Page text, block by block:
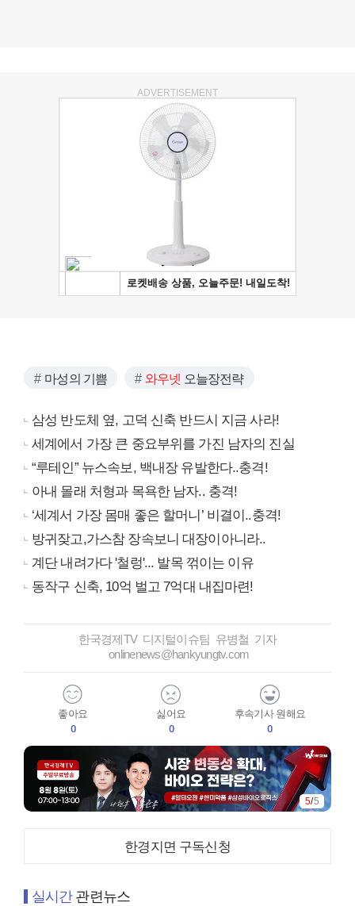
ADVERTISEMENT
마성의 기쁨 와우넷 오늘장전략
삼성 반도체 옆, 고덕 신축 반드시 지금 사라!
세계에서 가장 큰 중요부위를 가진 남자의 진실
“루테인” 뉴스속보, 백내장 유발한다..충격!
아내 몰래 처형과 목욕한 남자.. 충격!
‘세계서 가장 몸매 좋은 할머니’ 비결이..충격!
방귀잦고,가스참 장속보니 대장이아니라..
계단 내려가다 '철렁'... 발목 꺾이는 이유
동작구 신축, 10억 벌고 7억대 내집마련!
한국경제TV 디지털이슈팀 유병철 기자
onlinenews@hankyungtv.com
좋아요
0
싫어요
0
후속기사 원해요
0
5/5
한경지면 구독신청
실시간관련뉴스